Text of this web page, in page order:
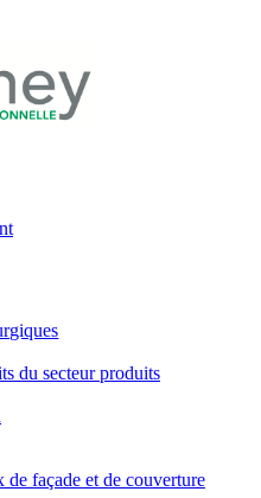
du secteur produits
de façade et de couverture